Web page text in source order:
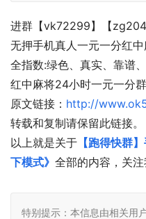
进群【vk72299】【
无押手机真人一元一分红
全指数:绿色、真实、靠谱
红中麻将24小时一元一分
原文链接： http://
转载和复制请保留此链接。
以上就是关于 【跑得快群
下模式》 全部的内容，关注
特别提示：本信息由相关用